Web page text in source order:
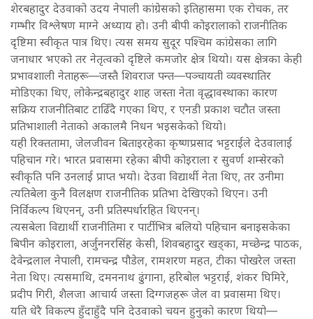
शेरबहादुर देउवाको उदय नेपाली कांग्रेसको इतिहासमा एक रोचक, तर
गम्भीर विश्लेषण माग्ने अध्याय हो। उनी बीपी कोइरालाको राजनीतिक
दृष्टिमा स्वीकृत पात्र थिए। त्यस समय सुदूर पश्चिम कांग्रेसका लागि
जनाधार भएको तर नेतृत्वको दृष्टिले कमजोर क्षेत्र थियो। यस क्षेत्रका केही
प्रभावशाली नेताहरू—जस्तै शिवराज पन्त—पञ्चायती व्यवस्थातिर
मोडिएका थिए, लोकेन्द्रबहादुर शाह जस्ता नेता वृद्धावस्थाका कारण
सक्रिय राजनीतिबाट टाढिँदै गएका थिए, र एनडी प्रकाश चटौत जस्ता
प्रतिभाशाली नेताको अकालमै निधन भइसकेको थियो।
यही रिक्ततामा, जेलजीवन बिताइरहेका कृष्णप्रसाद भट्टराईले देउवालाई
पहिचान गरे। भारत प्रवासमा रहेका बीपी कोइराला र सुवर्ण शम्सेरको
स्वीकृति पनि उनलाई प्राप्त भयो। देउवा विद्यार्थी नेता थिए, तर उनीमा
त्यतिबेला कुनै विलक्षण राजनीतिक प्रतिभा देखिएको थिएन। उनी
निर्विकल्प थिएनन्, उनी प्रतिस्पर्धारहित थिएनन्।
त्यसबेला विद्यार्थी राजनीतिमा र पार्टीभित्र बलियो पहिचान बनाइसकेका
बिपीन कोइराला, अर्जुननरसिंह केसी, शिवबहादुर खड्का, मच्छेन्द्र पाठक,
देवेन्द्रलाल नेपाली, रामचन्द्र पौडेल, रामशरण महत, टीका पोखरेल जस्ता
नेता थिए। त्यसमाथि, दमननाथ ढुंगाना, हरिबोल भट्टराई, शंकर घिमिरे,
प्रदीप गिरी, शैलजा आचार्य जस्ता दिग्गजहरू जेल वा प्रवासमा थिए।
यति धेरै विकल्प हुँदाहुँदै पनि देउवाको चयन हुनुको कारण थियो—